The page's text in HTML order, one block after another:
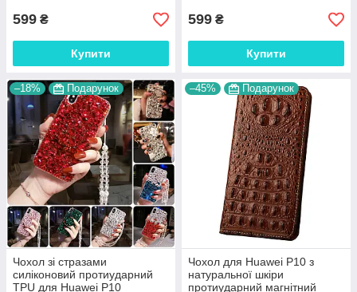
599 ₴
Купити
599 ₴
Купити
–18% Подарунок
Чохол зі стразами
силіконовий протиударний
TPU для Huawei P10
–45% Подарунок
Чохол для Huawei P10 з
натуральної шкіри
протиударний магнітний